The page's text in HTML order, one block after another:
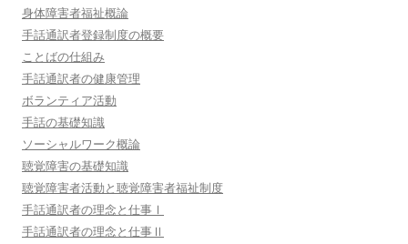
身体障害者福祉概論
手話通訳者登録制度の概要
ことばの仕組み
手話通訳者の健康管理
ボランティア活動
手話の基礎知識
ソーシャルワーク概論
聴覚障害の基礎知識
聴覚障害者活動と聴覚障害者福祉制度
手話通訳者の理念と仕事Ⅰ
手話通訳者の理念と仕事Ⅱ